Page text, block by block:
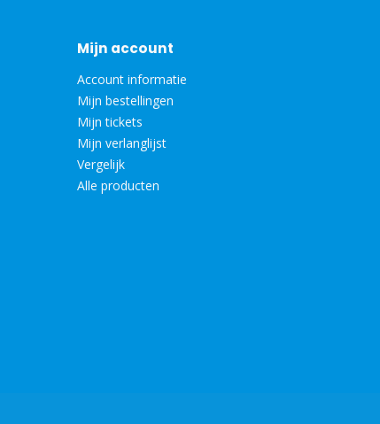
Mijn account
Account informatie
Mijn bestellingen
Mijn tickets
Mijn verlanglijst
Vergelijk
Alle producten